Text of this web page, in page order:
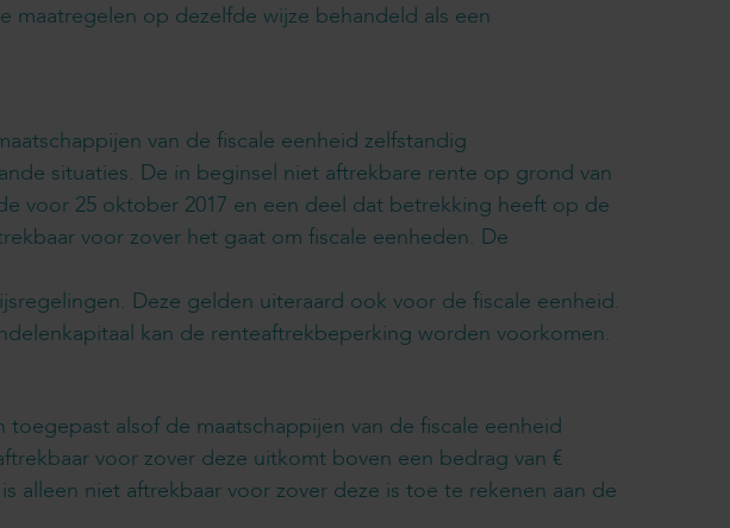
op dezelfde wijze behandeld als een
van de fiscale eenheid zelfstandig
situaties. De in beginsel niet aftrekbare rente op grond van
voor 25 oktober 2017 en een deel dat betrekking heeft op de
voor zover het gaat om fiscale eenheden. De
Deze gelden uiteraard ook voor de fiscale eenheid.
kan de renteaftrekbeperking worden voorkomen.
alsof de maatschappijen van de fiscale eenheid
voor zover deze uitkomt boven een bedrag van €
alleen niet aftrekbaar voor zover deze is toe te rekenen aan de